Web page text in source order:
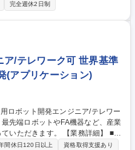
。 【キャリアステップ】基本3点
フト）の資格を取得後、クレーン
込み業務へとステップアップ。
10種類）は3～5年をかけて順次
残業月10h以下
完全週休2日制
ア/テレワーク可 世界基準
(アプリケーション)
す。 【業務詳細】 ■ロ
設備など、ブートローダーからア
間休日120日以上
資格取得支援あり